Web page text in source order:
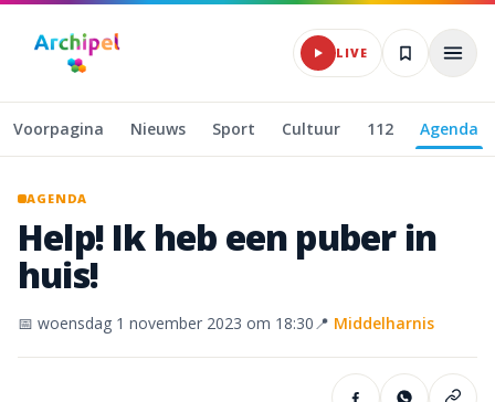
Naar hoofdinhoud
LIVE
Voorpagina Nieuws Sport Cultuur 112 Agenda
AGENDA
Help! Ik heb een puber in
huis!
📅 woensdag 1 november 2023 om 18:30📍 Middelharnis